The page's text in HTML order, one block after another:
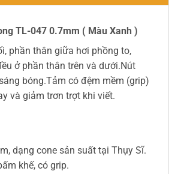
TL-047 0.7mm ( Màu Xanh )
phần thân giữa hơi phồng to,
ở phần thân trên và dưới.Nút
bóng.Tảm có đệm mềm (grip)
và giảm trơn trợt khi viết.
dạng cone sản suất tại Thụy Sĩ.
khế, có grip.